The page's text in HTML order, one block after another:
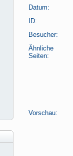
Datum:
ID:
Besucher:
Ähnliche
Seiten:
Vorschau: